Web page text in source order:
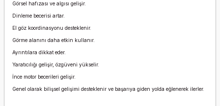
Görsel hafızası ve algısı gelişir.
Dinleme becerisi artar.
El göz koordinasyonu desteklenir.
Görme alanını daha etkin kullanır.
Ayrıntılara dikkat eder.
Yaratıcılığı gelişir, özgüveni yükselir.
İnce motor becerileri gelişir.
Genel olarak bilişsel gelişimi desteklenir ve başarıya giden yolda eğlenerek ilerler.